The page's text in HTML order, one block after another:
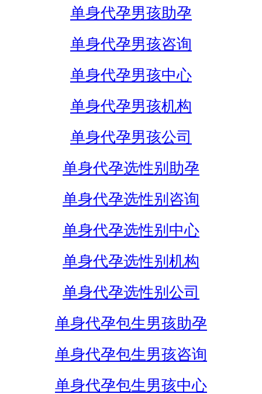
单身代孕男孩助孕
单身代孕男孩咨询
单身代孕男孩中心
单身代孕男孩机构
单身代孕男孩公司
单身代孕选性别助孕
单身代孕选性别咨询
单身代孕选性别中心
单身代孕选性别机构
单身代孕选性别公司
单身代孕包生男孩助孕
单身代孕包生男孩咨询
单身代孕包生男孩中心